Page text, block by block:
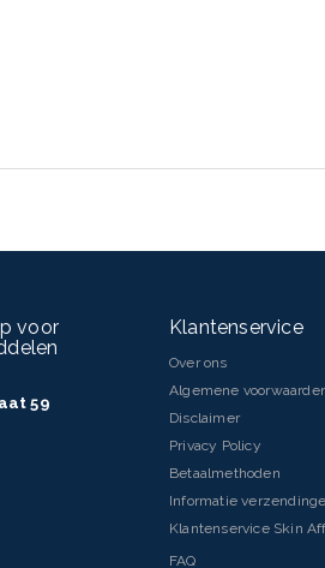
voor
59
Klantenservice
Over ons
Algemene
Disclaimer
Privacy Policy
Betaalmethoden
Informatie
Klantenservice Skin
FAQ